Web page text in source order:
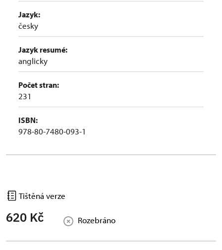
Jazyk:
česky
Jazyk resumé:
anglicky
Počet stran:
231
ISBN:
978-80-7480-093-1
Tištěná verze
620 Kč Rozebráno